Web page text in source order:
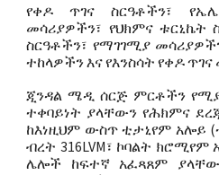
የቀዶ ጥገና ስርዓቶችን፣
መሳሪያዎችን፣ የህክምና ቱርኒኬት
ስርዓቶችን፣ የማገገሚያ
ተከላዎችን እና የእንስሳት የቀዶ
ጂንዳል ሜዲ ሰርጅ ምርቶችን
ተቀባይነት ያላቸውን የሕክምና
ከእነዚህም ውስጥ ቲታኒየም አሎይ
ብረት 316LVM፣ ኮባልት ክሮሚየም
ሌሎች ከፍተኛ አፈጻጸም